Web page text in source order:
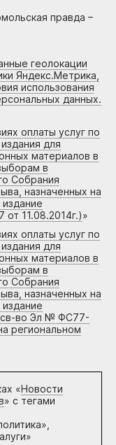
правда –
геолокации
Яндекс.Метрика,
использования
данных.
оплаты услуг по
для
материалов в
в
Собрания
назначенных на
11.08.2014г.)»
оплаты услуг по
для
материалов в
в
Собрания
назначенных на
во Эл № ФС77-
региональном
«Новости
» с тегами